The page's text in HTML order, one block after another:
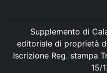
Supplemento di
editoriale di proprietà
Iscrizione Reg. stampa
15/